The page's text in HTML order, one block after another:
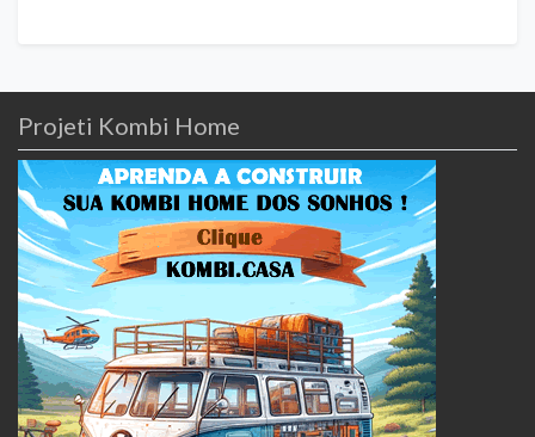
Projeti Kombi Home